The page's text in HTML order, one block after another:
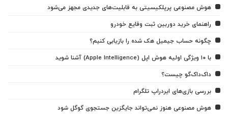
هوش مصنوعی پرپلکیسیتی به قابلیت‌های جدیدی مجهز می‌شود
راهنمای خرید دوربین ثبت وقایع خودرو
چگونه حساب جیمیل هک شده را بازیابی کنیم؟
با ۱۰ ویژگی اولیه هوش اپل (Apple Intelligence) آشنا شوید
داک‌داک‌گو چیست؟
بررسی بازی‌های ایردراپ تلگرام
هوش مصنوعی هنوز نمی‌تواند جایگزین جستجوی گوگل شود